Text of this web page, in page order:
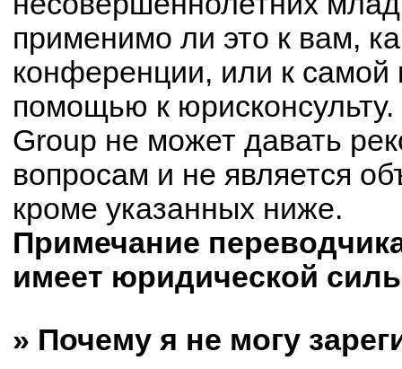
применимо ли это к вам,
конференции, или к самой
помощью к
Group не может давать
вопросам и не является
кроме указанных ниже.
Примечание
имеет юридической
» Почему я не могу